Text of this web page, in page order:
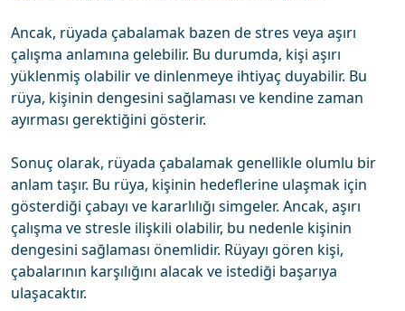
Ancak, rüyada çabalamak bazen de stres veya aşırı
çalışma anlamına gelebilir. Bu durumda, kişi aşırı
yüklenmiş olabilir ve dinlenmeye ihtiyaç duyabilir. Bu
rüya, kişinin dengesini sağlaması ve kendine zaman
ayırması gerektiğini gösterir.
Sonuç olarak, rüyada çabalamak genellikle olumlu bir
anlam taşır. Bu rüya, kişinin hedeflerine ulaşmak için
gösterdiği çabayı ve kararlılığı simgeler. Ancak, aşırı
çalışma ve stresle ilişkili olabilir, bu nedenle kişinin
dengesini sağlaması önemlidir. Rüyayı gören kişi,
çabalarının karşılığını alacak ve istediği başarıya
ulaşacaktır.